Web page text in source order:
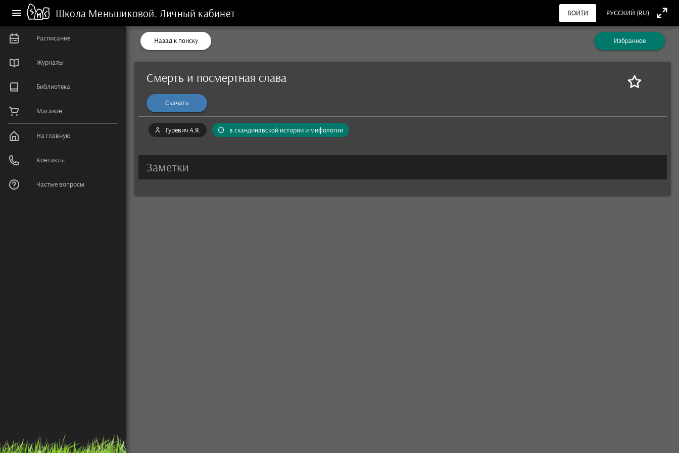
Школа Меньшиковой. Личный кабинет ВОЙТИ РУССКИЙ (RU)
Расписание
Журналы
Библиотека
Магазин
На главную
Контакты
Частые вопросы
Назад к поиску Избранное
Смерть и посмертная слава
Скачать
Гуревич А.Я. в скандинавской истории и мифологии
Заметки